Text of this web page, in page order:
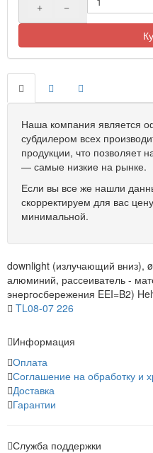
+ −
Наша компания является
субдилером всех
продукции, что позволяет
— самые низкие на рынке.
Если вы все же нашли
скорректируем для вас
минимальной.
downlight (излучающий вниз),
алюминий, рассеиватель -
энергосбережения EEI=B2)
TL08-07 226
Информация
Оплата
Соглашение на обработку и
Доставка
Гарантии
Служба поддержки